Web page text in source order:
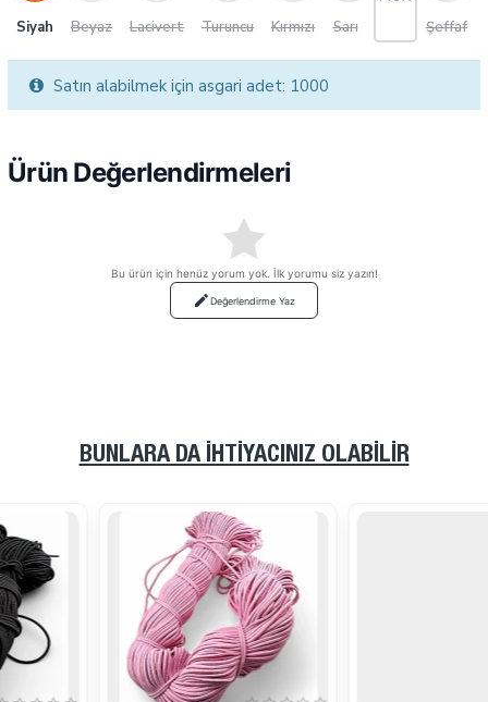
Siyah Beyaz Lacivert Turuncu Kırmızı Sarı
Şeffaf
Satın alabilmek için asgari adet: 1000
Ürün Değerlendirmeleri
Bu ürün için henüz yorum yok. İlk yorumu siz yazın!
Değerlendirme Yaz
BUNLARA DA İHTIYACINIZ OLABILIR